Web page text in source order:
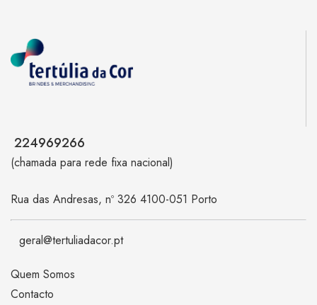
224969266
(chamada para rede fixa nacional)
Rua das Andresas, nº 326 4100-051 Porto
geral@tertuliadacor.pt
Quem Somos
Contacto